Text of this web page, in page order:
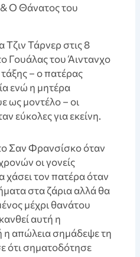
Ο Θάνατος του
Τζιν Τάρνερ στις 8
Γουάλας του Άιντανχο
– ο πατέρας
ενώ η μητέρα
ως μοντέλο – οι
εύκολες για εκείνη.
Σαν Φρανσίσκο όταν
οι γονείς
χάσει τον πατέρα όταν
στα ζάρια αλλά θα
μέχρι θανάτου
αυτή η
απώλεια σημάδεψε τη
ότι σηματοδότησε